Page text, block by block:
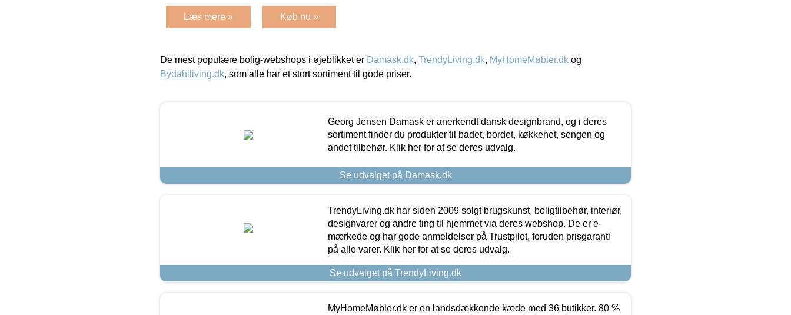
Læs mere » Køb nu »
De mest populære bolig-webshops i øjeblikket er Damask.dk, TrendyLiving.dk, MyHomeMøbler.dk og
Bydahlliving.dk, som alle har et stort sortiment til gode priser.
Georg Jensen Damask er anerkendt dansk designbrand, og i deres
sortiment finder du produkter til badet, bordet, køkkenet, sengen og
andet tilbehør. Klik her for at se deres udvalg.
Se udvalget på Damask.dk
TrendyLiving.dk har siden 2009 solgt brugskunst, boligtilbehør, interiør,
designvarer og andre ting til hjemmet via deres webshop. De er e-
mærkede og har gode anmeldelser på Trustpilot, foruden prisgaranti
på alle varer. Klik her for at se deres udvalg.
Se udvalget på TrendyLiving.dk
MyHomeMøbler.dk er en landsdækkende kæde med 36 butikker. 80 %